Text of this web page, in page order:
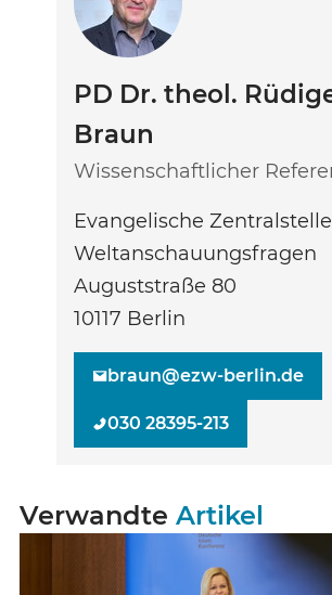
PD Dr. theol.
Braun
Wissenschaftlicher
Evangelische
Weltanschauungsfragen
Auguststraße 80
10117 Berlin
braun@ezw-berlin.de
030 28395-213
Verwandte Artikel